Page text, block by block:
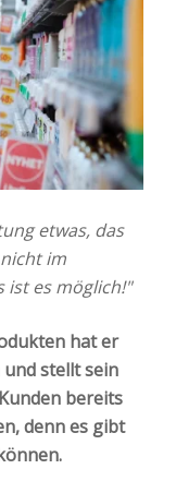
etwas, das
im
ist es möglich!"
hat er
stellt sein
bereits
denn es gibt